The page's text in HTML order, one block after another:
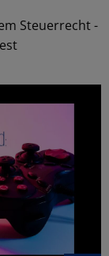
Steuerrecht -